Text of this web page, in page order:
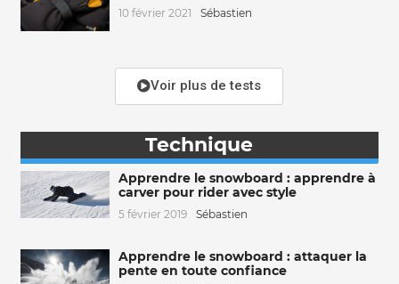
10 février 2021 Sébastien
Voir plus de tests
Technique
Apprendre le snowboard : apprendre à
carver pour rider avec style
5 février 2019 Sébastien
Apprendre le snowboard : attaquer la
pente en toute confiance